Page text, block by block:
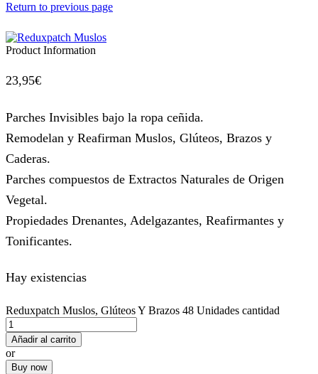
Return to previous page
Product Information
23,95€
Parches Invisibles bajo la ropa ceñida.
Remodelan y Reafirman Muslos, Glúteos, Brazos y
Caderas.
Parches compuestos de Extractos Naturales de Origen
Vegetal.
Propiedades Drenantes, Adelgazantes, Reafirmantes y
Tonificantes.
Hay existencias
Reduxpatch Muslos, Glúteos Y Brazos 48 Unidades cantidad
Añadir al carrito
or
Buy now